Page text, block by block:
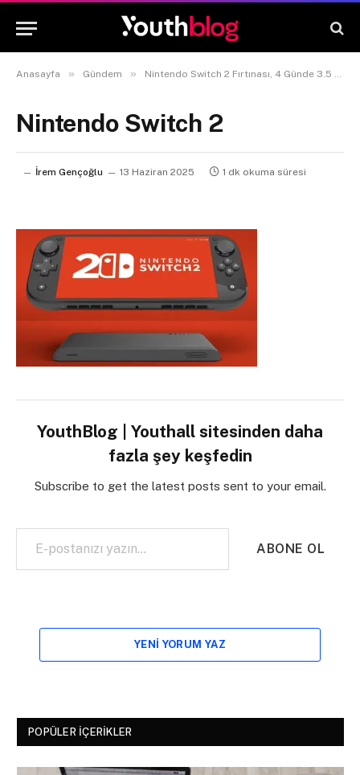
Anasayfa » Gündem » Nintendo Switch 2 Fırtınası, 4 Günde 3.5 Milyon Satış!
Nintendo Switch 2
İrem Gençoğlu 13 Haziran 2025 1 dk okuma süresi
YouthBlog | Youthall sitesinden daha
fazla şey keşfedin
Subscribe to get the latest posts sent to your email.
E-postanızı yazın…
ABONE OL
YENI YORUM YAZ
POPÜLER İÇERIKLER